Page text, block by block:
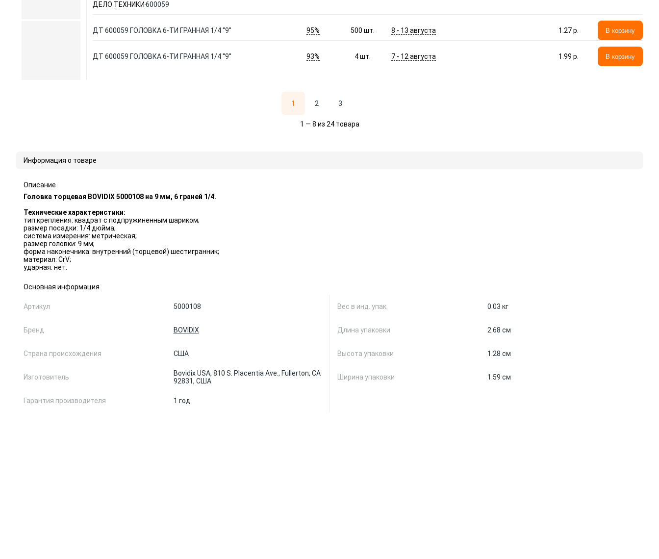
ДЕЛО ТЕХНИКИ 600059
ДТ 600059 ГОЛОВКА 6-ТИ ГРАННАЯ 1/4 ''9'' 95% 500шт. 8 - 13 августа 1.27 p. В корзину
ДТ 600059 ГОЛОВКА 6-ТИ ГРАННАЯ 1/4 ''9'' 93% 4шт. 7 - 12 августа 1.99 p. В корзину
1 2 3
1 — 8 из 24 товара
Информация о товаре
Описание
Головка торцевая BOVIDIX 5000108 на 9 мм, 6 граней 1/4.
Технические характеристики:
тип крепления: квадрат с подпружиненным шариком;
размер посадки: 1/4 дюйма;
система измерения: метрическая;
размер головки: 9 мм;
форма наконечника: внутренний (торцевой) шестигранник;
материал: CrV;
ударная: нет.
Основная информация
Артикул 5000108
Бренд BOVIDIX
Страна происхождения США
Изготовитель
Bovidix USA, 810 S. Placentia Ave., Fullerton, CA
92831, США
Гарантия производителя 1 год
Вес в инд. упак. 0.03 кг
Длина упаковки 2.68 см
Высота упаковки 1.28 см
Ширина упаковки 1.59 см